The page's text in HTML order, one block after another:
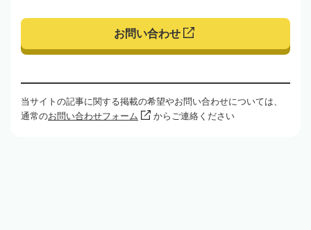
お問い合わせ
当サイトの記事に関する掲載の希望やお問い合わせについては、
通常のお問い合わせフォーム からご連絡ください